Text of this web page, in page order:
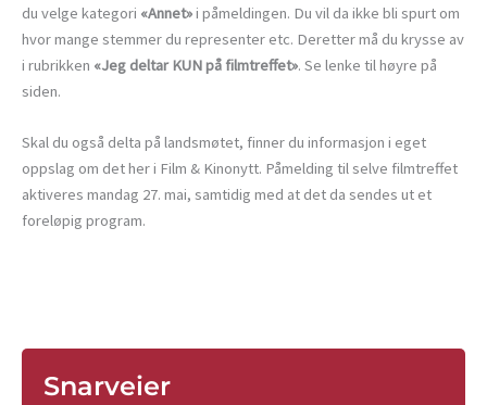
du velge kategori «Annet»i påmeldingen. Du vil da ikke bli spurt om
hvor mange stemmer du representer etc. Deretter må du krysse av
i rubrikken «Jeg deltar KUN på filmtreffet». Se lenke til høyre på
siden.
Skal du også delta på landsmøtet, finner du informasjon i eget
oppslag om det her i Film & Kinonytt. Påmelding til selve filmtreffet
aktiveres mandag 27. mai, samtidig med at det da sendes ut et
foreløpig program.
Snarveier